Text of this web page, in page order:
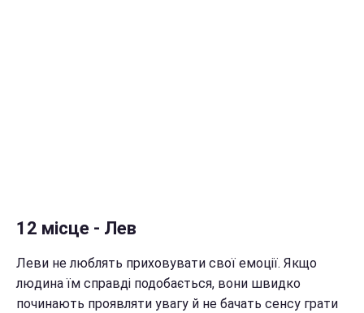
12 місце - Лев
Леви не люблять приховувати свої емоції. Якщо
людина їм справді подобається, вони швидко
починають проявляти увагу й не бачать сенсу грати